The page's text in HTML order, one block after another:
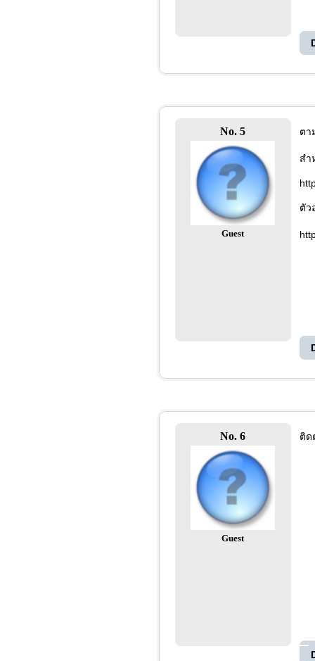
No. 5
Guest
ตา
สำ
ตัว
No. 6
Guest
ติด